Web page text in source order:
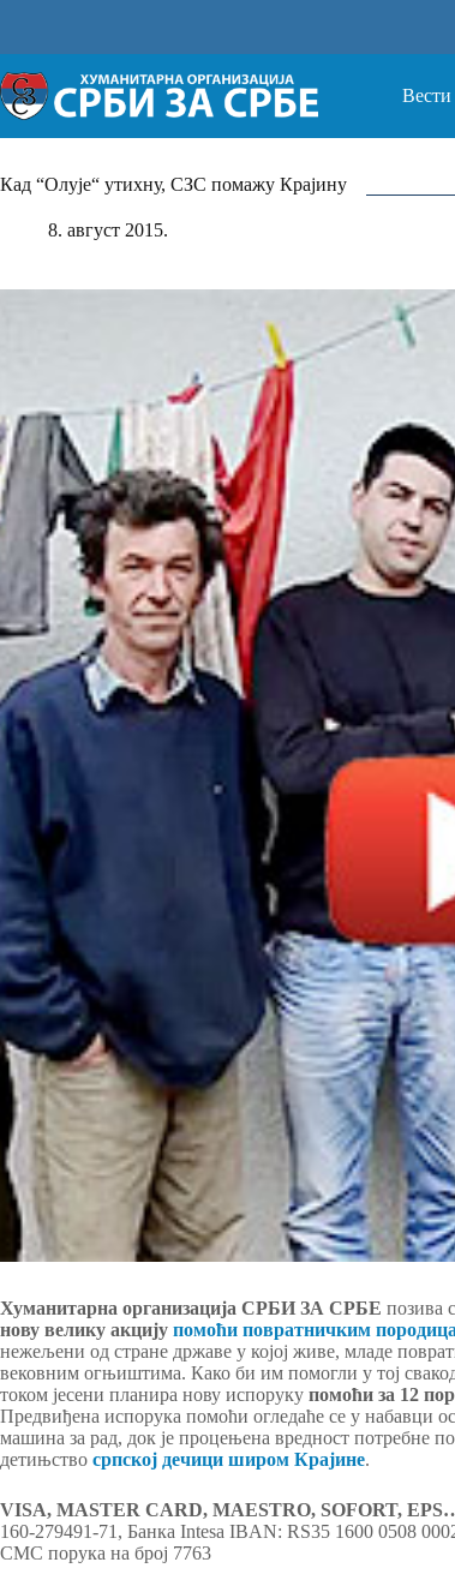
Вести
Кад “Олује“ утихну, СЗС помажу Крајину
8. август 2015.
Хуманитарна организација СРБИ ЗА СРБЕ позива
нову велику акцију помоћи повратничким
нежељени од стране државе у којој живе, младе
вековним огњиштима. Како би им помогли у тој
током јесени планира нову испоруку помоћи за 12
Предвиђена испорука помоћи огледаће се у набавци
машина за рад, док је процењена вредност потребне
детињство српској дечици широм Крајине.
VISA, MASTER CARD, MAESTRO, SOFORT,
160-279491-71, Банка Intesa IBAN: RS35 1600 0508
СМС порука на број 7763